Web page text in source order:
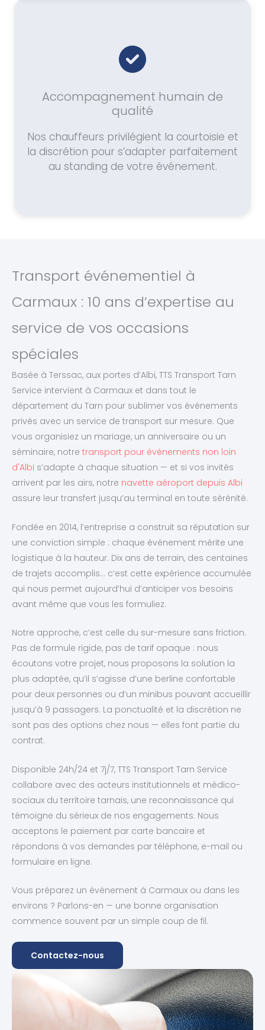
Accompagnement humain de
qualité
Nos chauffeurs privilégient la courtoisie et
la discrétion pour s’adapter parfaitement
au standing de votre événement.
Transport événementiel à
Carmaux : 10 ans d’expertise au
service de vos occasions
spéciales
Basée à Terssac, aux portes d’Albi, TTS Transport Tarn
Service intervient à Carmaux et dans tout le
département du Tarn pour sublimer vos événements
privés avec un service de transport sur mesure. Que
vous organisiez un mariage, un anniversaire ou un
séminaire, notre transport pour événements non loin
d'Albi s’adapte à chaque situation — et si vos invités
arrivent par les airs, notre navette aéroport depuis Albi
assure leur transfert jusqu’au terminal en toute sérénité.
Fondée en 2014, l’entreprise a construit sa réputation sur
une conviction simple : chaque événement mérite une
logistique à la hauteur. Dix ans de terrain, des centaines
de trajets accomplis… c’est cette expérience accumulée
qui nous permet aujourd’hui d’anticiper vos besoins
avant même que vous les formuliez.
Notre approche, c’est celle du sur-mesure sans friction.
Pas de formule rigide, pas de tarif opaque : nous
écoutons votre projet, nous proposons la solution la
plus adaptée, qu’il s’agisse d’une berline confortable
pour deux personnes ou d’un minibus pouvant accueillir
jusqu’à 9 passagers. La ponctualité et la discrétion ne
sont pas des options chez nous — elles font partie du
contrat.
Disponible 24h/24 et 7j/7, TTS Transport Tarn Service
collabore avec des acteurs institutionnels et médico-
sociaux du territoire tarnais, une reconnaissance qui
témoigne du sérieux de nos engagements. Nous
acceptons le paiement par carte bancaire et
répondons à vos demandes par téléphone, e-mail ou
formulaire en ligne.
Vous préparez un événement à Carmaux ou dans les
environs ? Parlons-en — une bonne organisation
commence souvent par un simple coup de fil.
Contactez-nous